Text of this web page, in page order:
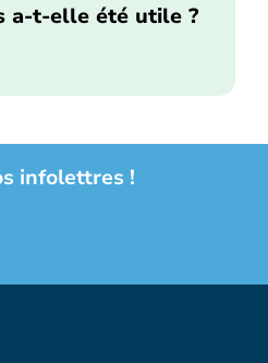
a-t-elle été utile ?
infolettres !